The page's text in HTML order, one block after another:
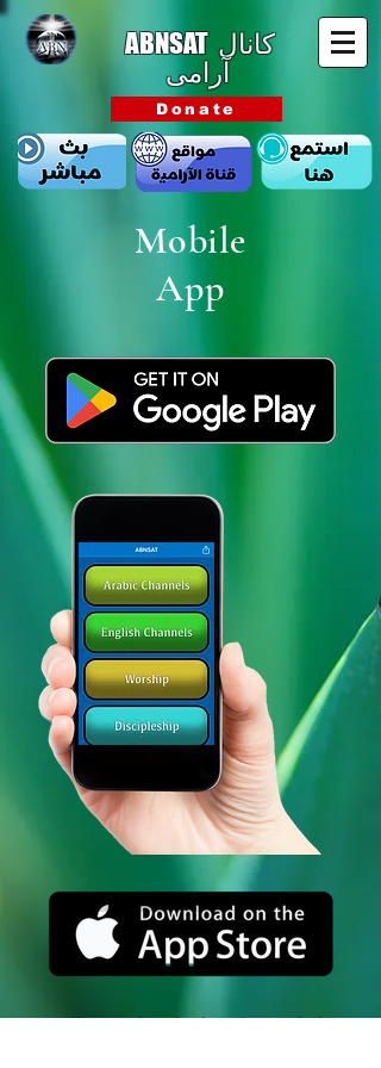
ABNSAT کانال
آرامی
Donate
Mobile
App
ما را در شبکه های اجتماعی دنبال